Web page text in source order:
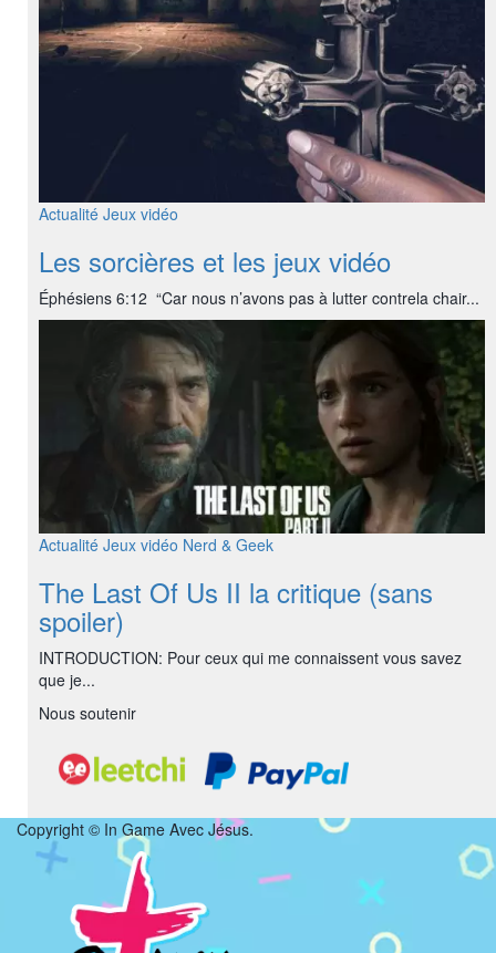
Actualité Jeux vidéo
Les sorcières et les jeux vidéo
Éphésiens 6:12 “Car nous n’avons pas à lutter contrela chair...
Actualité Jeux vidéo Nerd & Geek
The Last Of Us II la critique (sans
spoiler)
INTRODUCTION: Pour ceux qui me connaissent vous savez
que je...
Nous soutenir
Copyright © In Game Avec Jésus.